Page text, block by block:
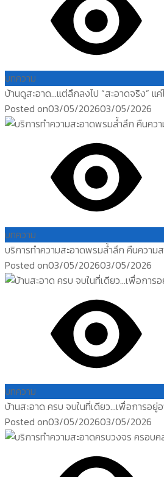
บทความ
บ้านดูสะอาด…แต่ลึกลงไป “สะอาดจริง” แค่
Posted on03/05/202603/05/2026
บทความ
บริการทำความสะอาดพรมล้ำลึก คืนความ
Posted on03/05/202603/05/2026
บทความ
บ้านสะอาด ครบ จบในที่เดียว…เพื่อการอยู่
Posted on03/05/202603/05/2026